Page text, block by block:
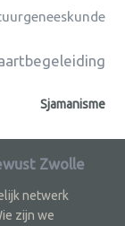
Sjamanisme
Zwolle
netwerk
zijn we